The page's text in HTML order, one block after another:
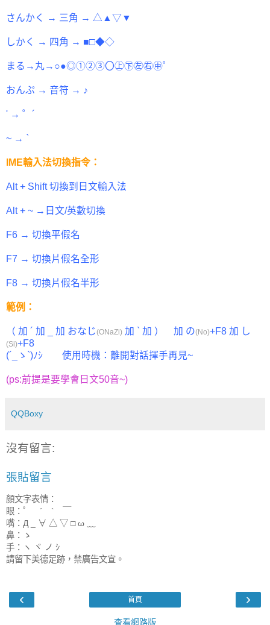
さんかく → 三角 → △▲▽▼
しかく → 四角 → ■□◆◇
まる→丸→○●◎①②③〇㊤㊦㊧㊨㊥゜
おんぷ → 音符 → ♪
' → ゜´
~ → `
IME輸入法切換指令：
Alt + Shift 切換到日文輸入法
Alt + ~ →日文/英數切換
F6 → 切換平假名
F7 → 切換片假名全形
F8 → 切換片假名半形
範例：
（ 加 ´ 加 _ 加 おなじ(ONaZi) 加 ` 加 ） 加 の(No)+F8 加 し
(Si)+F8
(´_ゝ`)ﾉｼ 使用時機：離開對話揮手再見~
(ps:前提是要學會日文50音~)
QQBoxy
沒有留言:
張貼留言
顏文字表情：
眼：゜ ´ ` ￣
嘴：Д _ ∀ △ ▽ □ ω ﹏
鼻：ゝ
手：ヽ ヾ ノ ｼ
請留下美德足跡，禁廣告文宣。
‹ ›
首頁
查看網路版